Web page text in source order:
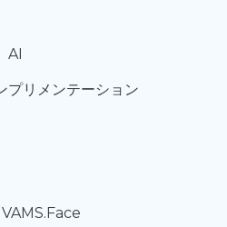
AI
プリメンテーション